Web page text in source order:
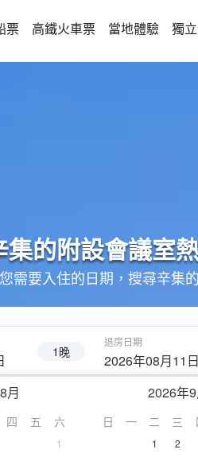
票 高鐵火車票 當地體驗 獨
集的附設會議室
需要入住的日期，搜尋辛集
1晚
退房日期
2026年08月11日
月
四 五 六
1
2026年
日 一 二 三
1 2